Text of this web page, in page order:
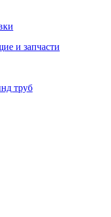
и запчасти
труб